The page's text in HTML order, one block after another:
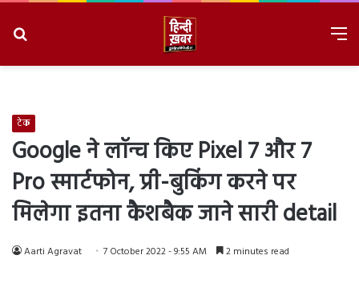
टेक
Google ने लॉन्च किए Pixel 7 और 7
Pro स्मार्टफोन, प्री-बुकिंग करने पर
मिलेगा इतना कैशबैक जाने सारी detail
Aarti Agravat 7 October 2022 - 9:55 AM 2 minutes read